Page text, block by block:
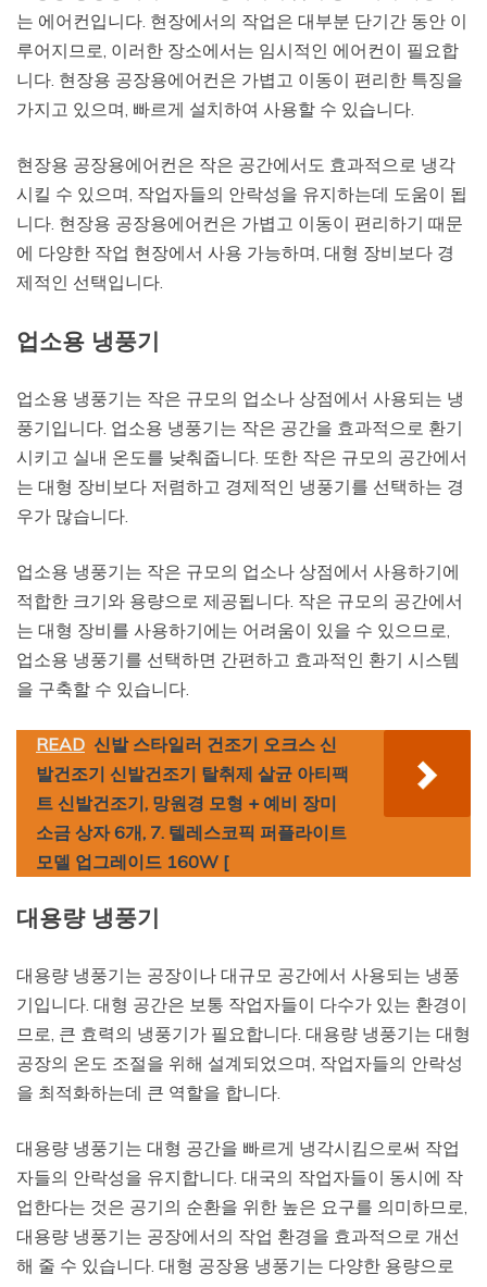
는 에어컨입니다. 현장에서의 작업은 대부분 단기간 동안 이
루어지므로, 이러한 장소에서는 임시적인 에어컨이 필요합
니다. 현장용 공장용에어컨은 가볍고 이동이 편리한 특징을
가지고 있으며, 빠르게 설치하여 사용할 수 있습니다.
현장용 공장용에어컨은 작은 공간에서도 효과적으로 냉각
시킬 수 있으며, 작업자들의 안락성을 유지하는데 도움이 됩
니다. 현장용 공장용에어컨은 가볍고 이동이 편리하기 때문
에 다양한 작업 현장에서 사용 가능하며, 대형 장비보다 경
제적인 선택입니다.
업소용 냉풍기
업소용 냉풍기는 작은 규모의 업소나 상점에서 사용되는 냉
풍기입니다. 업소용 냉풍기는 작은 공간을 효과적으로 환기
시키고 실내 온도를 낮춰줍니다. 또한 작은 규모의 공간에서
는 대형 장비보다 저렴하고 경제적인 냉풍기를 선택하는 경
우가 많습니다.
업소용 냉풍기는 작은 규모의 업소나 상점에서 사용하기에
적합한 크기와 용량으로 제공됩니다. 작은 규모의 공간에서
는 대형 장비를 사용하기에는 어려움이 있을 수 있으므로,
업소용 냉풍기를 선택하면 간편하고 효과적인 환기 시스템
을 구축할 수 있습니다.
READ 신발 스타일러 건조기 오크스 신
발건조기 신발건조기 탈취제 살균 아티팩
트 신발건조기, 망원경 모형 + 예비 장미
소금 상자 6개, 7. 텔레스코픽 퍼플라이트
모델 업그레이드 160W [
대용량 냉풍기
대용량 냉풍기는 공장이나 대규모 공간에서 사용되는 냉풍
기입니다. 대형 공간은 보통 작업자들이 다수가 있는 환경이
므로, 큰 효력의 냉풍기가 필요합니다. 대용량 냉풍기는 대형
공장의 온도 조절을 위해 설계되었으며, 작업자들의 안락성
을 최적화하는데 큰 역할을 합니다.
대용량 냉풍기는 대형 공간을 빠르게 냉각시킴으로써 작업
자들의 안락성을 유지합니다. 대국의 작업자들이 동시에 작
업한다는 것은 공기의 순환을 위한 높은 요구를 의미하므로,
대용량 냉풍기는 공장에서의 작업 환경을 효과적으로 개선
해 줄 수 있습니다. 대형 공장용 냉풍기는 다양한 용량으로